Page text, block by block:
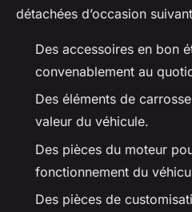
détachées d’occasion
Des accessoires en bon
convenablement au
Des éléments de
valeur du véhicule.
Des pièces du moteur
fonctionnement du
Des pièces de